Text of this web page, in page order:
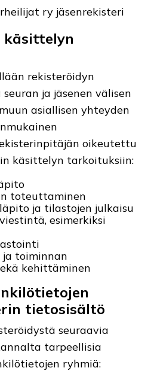
ry jäsenrekisteri
käsittelyn
rekisteröidyn
ja jäsenen välisen
asiallisen yhteyden
oikeutettu
käsittelyn tarkoituksiin:
toteuttaminen
ja tilastojen julkaisu
esimerkiksi
ja toiminnan
kehittäminen
tietosisältö
seuraavia
tarpeellisia
ryhmiä: